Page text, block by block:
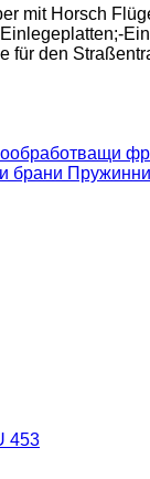
mit Horsch
für den
брани
453